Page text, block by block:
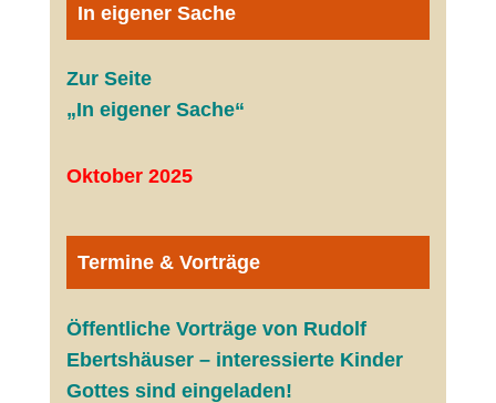
In eigener Sache
Zur Seite
„In eigener Sache“
Oktober 2025
Termine & Vorträge
Öffentliche Vorträge von Rudolf
Ebertshäuser – interessierte Kinder
Gottes sind eingeladen!